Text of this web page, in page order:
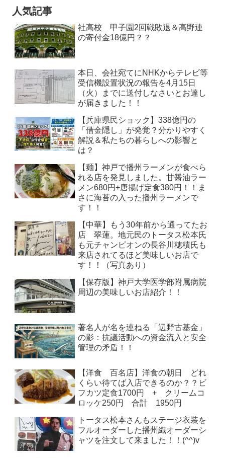
人気記事
社高校 甲子園2回戦敗退＆高野連
の寄付金18億円？？
本日、会社宛てにNHKからテレビ等
受信機設置状況の報告を4月15日
（火）までに送付しなさいとお達し
が届きました！！
【兵庫県民ショック】338億円の
「借金隠し」が発覚？分かりやすく
解説＆私たちの暮らしへの影響と
は？
【麺】神戸で播州ラーメンが食べら
れる店を発見しました。甘醤油ラー
メン680円+唐揚げ定食380円！！ま
さに海苔の入った播州ラーメンで
す！！
【中華】もう30年前から通ってたお
店 翠蓮。地元民のトータス松本氏
も元チャンピオンの長谷川穂積氏も
来店されてるほど美味しいお店で
す！！（写真あり）
【保存版】神戸大学医学部附属病院
周辺の美味しいお店紹介！！
著名人が名を連ねる「辺野古基金」
の影：抗議活動への資金流入と安全
管理の矛盾！！
【洋食 百名店】洋食の朝日 どれ
くらい待てば入店できるのか？？ビ
フカツ定食1700円 + クリームコ
ロッケ250円 合計 1950円
トータス松本さんもステージ衣装を
フルオーダーした播州織オーダーシ
ャツを注文して来ました！！(^^)v